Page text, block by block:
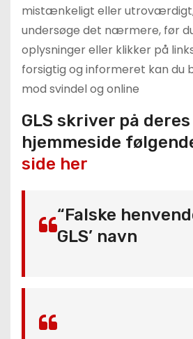
mistænkeligt eller utroværdigt,
undersøge det nærmere, før
oplysninger eller klikker på
forsigtig og informeret kan du
mod svindel og online
GLS skriver på
hjemmeside
side her
“Falske
GLS’ navn